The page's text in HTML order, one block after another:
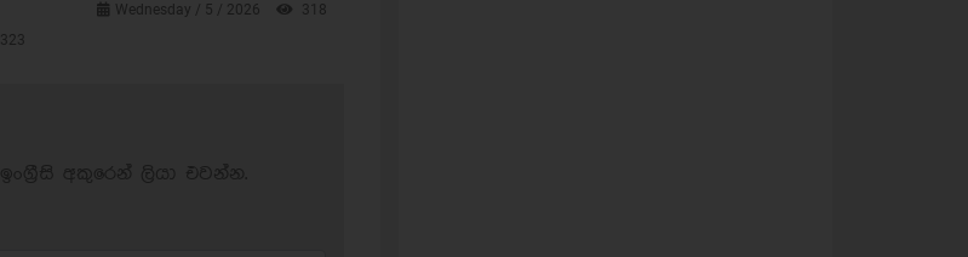
323
Wednesday / 5 / 2026 318